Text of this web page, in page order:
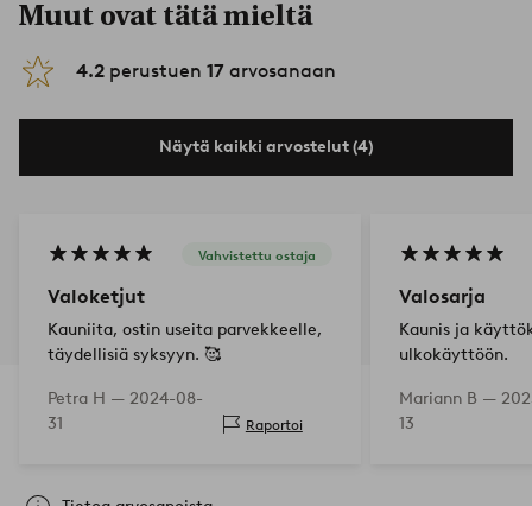
Muut ovat tätä mieltä
4.2 perustuen 17 arvosanaan
Näytä kaikki arvostelut (4)
Vahvistettu ostaja
Valoketjut
Kauniita, ostin useita parvekkeelle,
täydellisiä syksyyn. 🥰
Petra H — 2024-08-
31
Raportoi
Valosarja
Kaunis ja
ulkokäyttöön.
Mariann B —
13